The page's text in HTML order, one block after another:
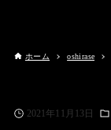
ホーム oshirase
2021年11月13日